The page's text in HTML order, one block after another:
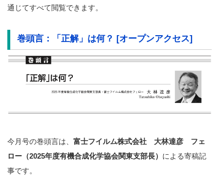
通じてすべて閲覧できます。
巻頭言： 「正解」は何？ [オープンアクセス]
今月号の巻頭言は、 富士フイルム株式会社 大林達彦 フェ
ロー（2025年度有機合成化学協会関東支部長） による寄稿記
事です。